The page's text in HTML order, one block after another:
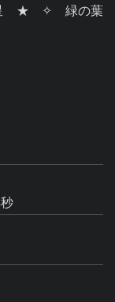
　★　✧　緑の葉